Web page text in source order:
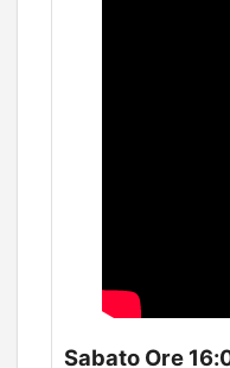
Sabato Ore